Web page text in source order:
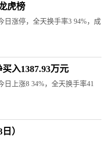
虎榜
日涨停，全天换手率3 94%，成
入1387.93万元
日上涨8 34%，全天换手率41
）